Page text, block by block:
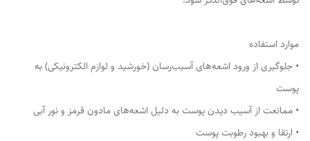
موارد استفاده
• جلوگیری از ورود اشعه‌های آسیب‌رسان (خورشید و لوازم الکترونیکی) به
پوست
• ممانعت از آسیب دیدن پوست به دلیل اشعه‌های مادون قرمز و نور آبی
• ارتقا و بهبود رطوبت پوست